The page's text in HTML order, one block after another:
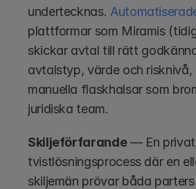
undertecknas.
plattformar som Miramis
skickar avtal till rätt
avtalstyp, värde och
manuella flaskhalsar som
juridiska team.
Skiljeförfarande — En privat
tvistlösningsprocess där en
skiljemän prövar båda